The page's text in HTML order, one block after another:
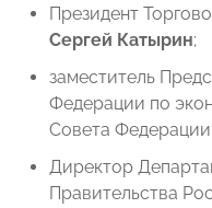
Президент
Сергей Катырин;
заместитель
Федерации по
Совета Федерации
Директор
Правительства